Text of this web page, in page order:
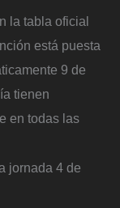
la tabla oficial
está puesta
9 de
tienen
en todas las
jornada 4 de